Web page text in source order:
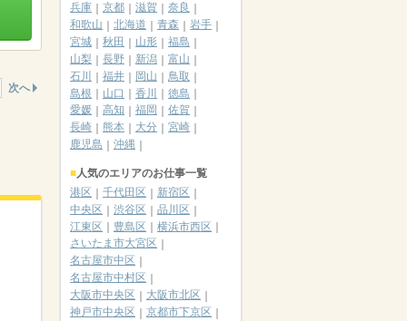
次へ
兵庫
京都 滋賀
奈良
和歌山
北海道 青森
岩手
宮城
秋田 山形
福島
山梨
長野 新潟
富山
石川
福井 岡山
鳥取
島根
山口 香川
徳島
愛媛
高知 福岡
佐賀
長崎
熊本 大分
宮崎
鹿児島
沖縄
人気のエリアのお仕事一覧
港区
千代田区
新宿区
中央区
渋谷区
品川区
江東区
豊島区
横浜市西区
さいたま市大宮区
名古屋市中区
名古屋市中村区
大阪市中央区
大阪市北区
神戸市中央区
京都市下京区